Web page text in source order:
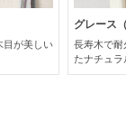
目が美しい
グレース
長寿木で
たナチュ